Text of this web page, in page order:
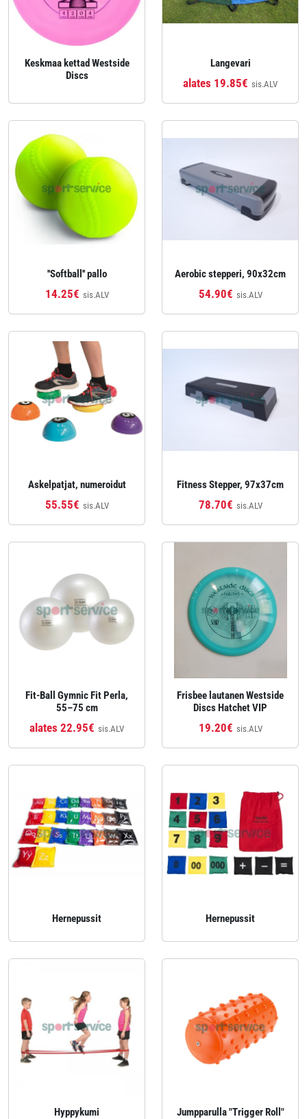
Keskmaa kettad Westside
Discs
Langevari
alates 19.85€ sis.ALV
''Softball'' pallo
14.25€ sis.ALV
Aerobic stepperi, 90x32cm
54.90€ sis.ALV
Askelpatjat, numeroidut
55.55€ sis.ALV
Fitness Stepper, 97x37cm
78.70€ sis.ALV
Fit‑Ball Gymnic Fit Perla,
55–75 cm
alates 22.95€ sis.ALV
Frisbee lautanen Westside
Discs Hatchet VIP
19.20€ sis.ALV
Hernepussit Hernepussit
Hyppykumi Jumpparulla "Trigger Roll"